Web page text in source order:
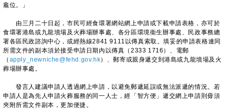
龕位。」
由三月二十日起，市民可經食環署網站網上申請或下載申請表格，亦可於
食環署港島或九龍墳場及火葬場辦事處、各分區環境衞生辦事處、民政事務總
署各區民政諮詢中心，或經熱線2841 9111以傳真索取。填妥的申請表格連同
所需文件的副本須於接受申請日期內以傳真（2333 1716）、電郵
（ apply_newniche@fehd.gov.hk）、郵寄或親身遞交到港島或九龍墳場及火
葬場辦事處。
發言人建議申請人透過網上申請，以避免郵遞延誤或無法派遞的情況。若
申請人是為先人申請火葬服務的同一人士，經「智方便」遞交網上申請則毋須
夾附所需文件副本，更加便捷。